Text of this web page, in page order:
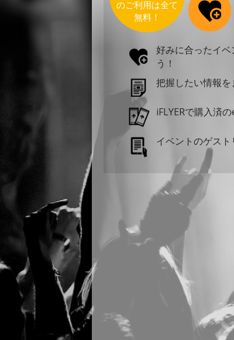
のご利用は全て
無料！
好みに合ったイ
う！
把握したい情報
iFLYERで購入済
イベントのゲス